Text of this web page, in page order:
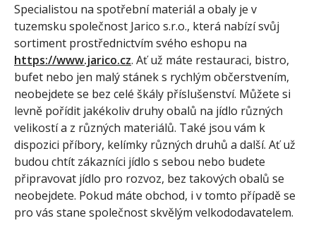
Specialistou na spotřební materiál a obaly je v
tuzemsku společnost Jarico s.r.o., která nabízí svůj
sortiment prostřednictvím svého eshopu na
https://www.jarico.cz. Ať už máte restauraci, bistro,
bufet nebo jen malý stánek s rychlým občerstvením,
neobejdete se bez celé škály příslušenství. Můžete si
levně pořídit jakékoliv druhy obalů na jídlo různých
velikostí a z různých materiálů. Také jsou vám k
dispozici příbory, kelímky různých druhů a další. Ať už
budou chtít zákazníci jídlo s sebou nebo budete
připravovat jídlo pro rozvoz, bez takových obalů se
neobejdete. Pokud máte obchod, i v tomto případě se
pro vás stane společnost skvělým velkododavatelem.